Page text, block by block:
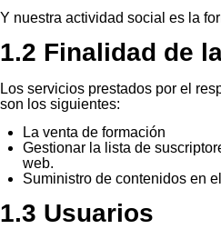
Y nuestra actividad social es la
1.2 Finalidad de
Los servicios prestados por el
son los siguientes:
La venta de formación
Gestionar la lista de
web.
Suministro de contenidos en
1.3 Usuarios